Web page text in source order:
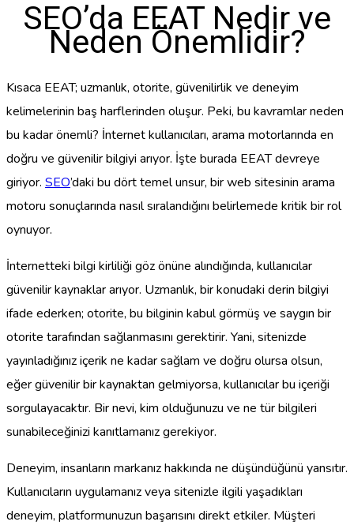
SEO’da EEAT Nedir ve
Neden Önemlidir?
Kısaca EEAT; uzmanlık, otorite, güvenilirlik ve deneyim
kelimelerinin baş harflerinden oluşur. Peki, bu kavramlar neden
bu kadar önemli? İnternet kullanıcıları, arama motorlarında en
doğru ve güvenilir bilgiyi arıyor. İşte burada EEAT devreye
giriyor. SEO’daki bu dört temel unsur, bir web sitesinin arama
motoru sonuçlarında nasıl sıralandığını belirlemede kritik bir rol
oynuyor.
İnternetteki bilgi kirliliği göz önüne alındığında, kullanıcılar
güvenilir kaynaklar arıyor. Uzmanlık, bir konudaki derin bilgiyi
ifade ederken; otorite, bu bilginin kabul görmüş ve saygın bir
otorite tarafından sağlanmasını gerektirir. Yani, sitenizde
yayınladığınız içerik ne kadar sağlam ve doğru olursa olsun,
eğer güvenilir bir kaynaktan gelmiyorsa, kullanıcılar bu içeriği
sorgulayacaktır. Bir nevi, kim olduğunuzu ve ne tür bilgileri
sunabileceğinizi kanıtlamanız gerekiyor.
Deneyim, insanların markanız hakkında ne düşündüğünü yansıtır.
Kullanıcıların uygulamanız veya sitenizle ilgili yaşadıkları
deneyim, platformunuzun başarısını direkt etkiler. Müşteri